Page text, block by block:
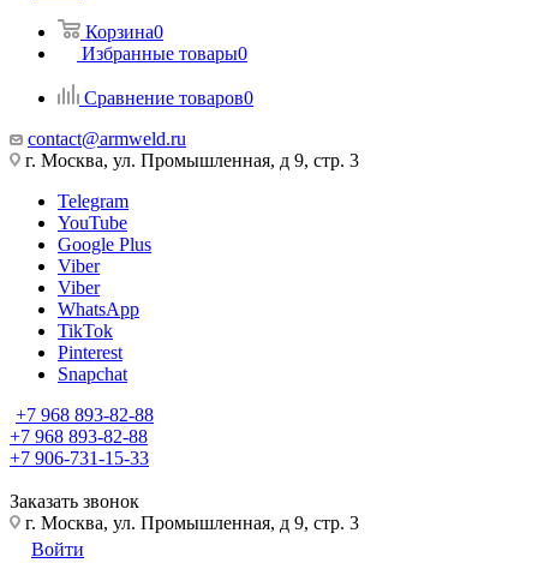
Корзина0
Избранные товары0
Сравнение товаров0
contact@armweld.ru
г. Москва, ул. Промышленная, д 9, стр. 3
Telegram
YouTube
Google Plus
Viber
Viber
WhatsApp
TikTok
Pinterest
Snapchat
+7 968 893-82-88
+7 968 893-82-88
+7 906-731-15-33
Заказать звонок
г. Москва, ул. Промышленная, д 9, стр. 3
Войти